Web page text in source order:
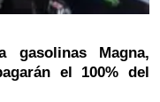
gasolinas Magna,
el 100% del